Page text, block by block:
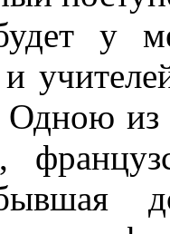
у
и
из